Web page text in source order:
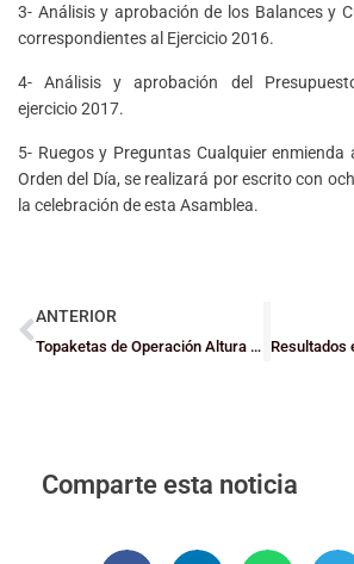
3- Análisis y aprobación de los Balances y
correspondientes al Ejercicio 2016.
4- Análisis y aprobación del
ejercicio 2017.
5- Ruegos y Preguntas Cualquier
Orden del Día, se realizará por escrito con
la celebración de esta Asamblea.
ANTERIOR
Topaketas de Operación Altura 2017
Comparte esta noticia